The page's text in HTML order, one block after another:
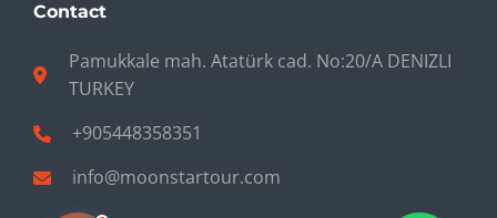
Contact
Pamukkale mah. Atatürk cad. No:20/A DENIZLI
TURKEY
+905448358351
info@moonstartour.com